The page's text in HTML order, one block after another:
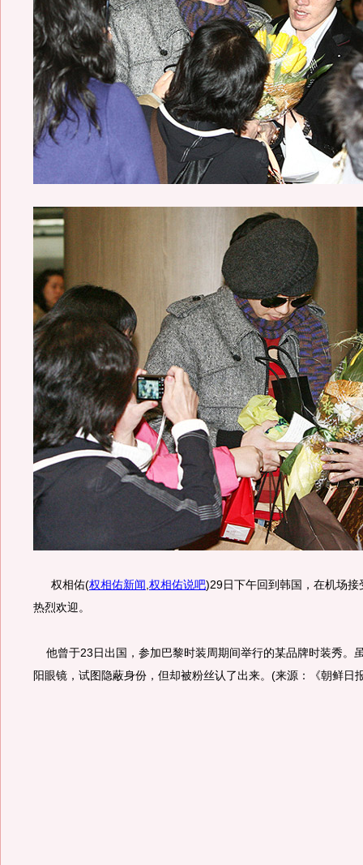
权相佑(权相佑新闻 权相佑说吧)29日下午回到韩国，在机场
热烈欢迎。
他曾于23日出国，参加巴黎时装周期间举行的某品牌时装秀。
阳眼镜，试图隐蔽身份，但却被粉丝认了出来。(来源：《朝鲜日